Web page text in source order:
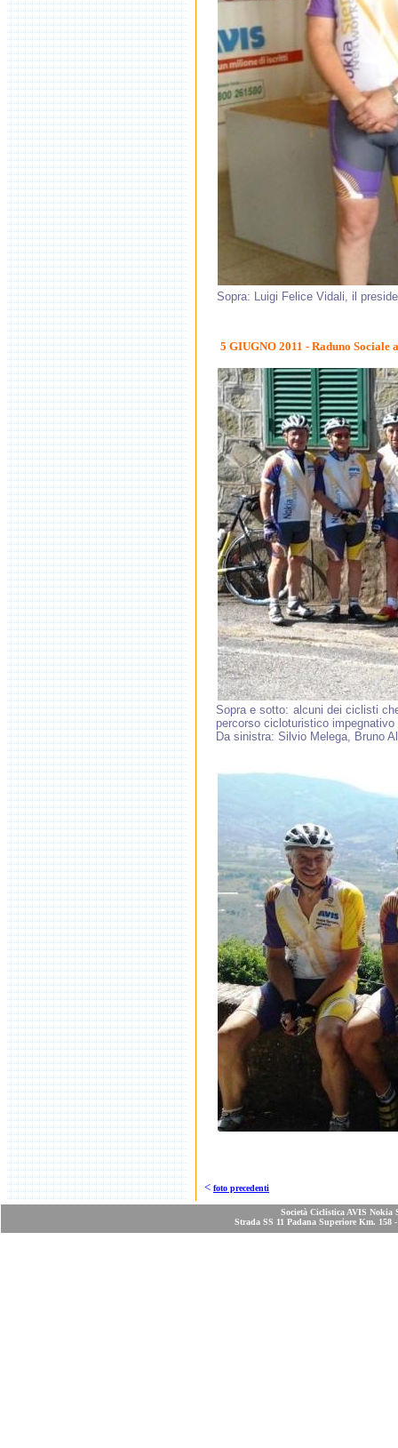
Sopra: Luigi Felice Vidali, il
5 GIUGNO 2011 - Raduno Sociale
Sopra e sotto: alcuni dei ciclisti
percorso cicloturistico
Da sinistra: Silvio Melega, Bruno
< foto precedenti
Società Ciclistica AVIS Nokia
Strada SS 11 Padana Superiore Km. 158